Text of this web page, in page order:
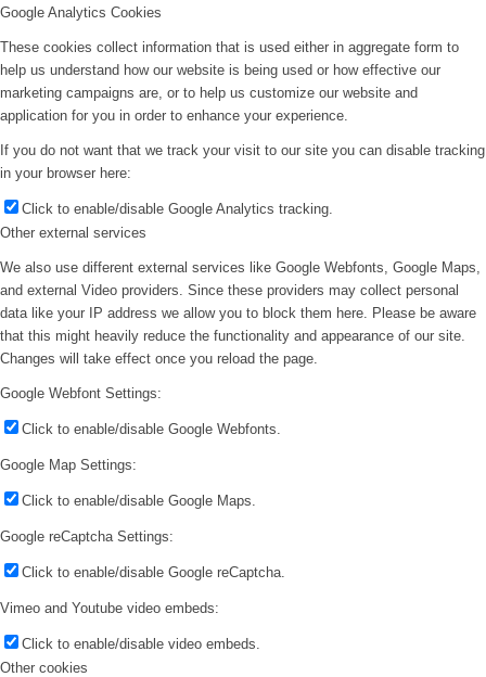
Google Analytics Cookies
These cookies collect information that is used either in aggregate form to
help us understand how our website is being used or how effective our
marketing campaigns are, or to help us customize our website and
application for you in order to enhance your experience.
If you do not want that we track your visit to our site you can disable tracking
in your browser here:
Click to enable/disable Google Analytics tracking.
Other external services
We also use different external services like Google Webfonts, Google Maps,
and external Video providers. Since these providers may collect personal
data like your IP address we allow you to block them here. Please be aware
that this might heavily reduce the functionality and appearance of our site.
Changes will take effect once you reload the page.
Google Webfont Settings:
Click to enable/disable Google Webfonts.
Google Map Settings:
Click to enable/disable Google Maps.
Google reCaptcha Settings:
Click to enable/disable Google reCaptcha.
Vimeo and Youtube video embeds:
Click to enable/disable video embeds.
Other cookies